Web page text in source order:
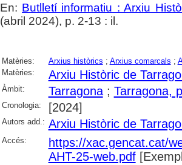
En: Butlletí informatiu : Arxiu
(abril 2024), p. 2-13 : il.
Matèries: Arxius històrics ; Arxius comarcals ;
Matèries:
Arxiu Històric de
Àmbit: Tarragona; Tarragona,
Cronologia: [2024]
Autors add.: Arxiu Històric de
Accés:
https://xac.gencat.cat/
AHT-25-web.pdf